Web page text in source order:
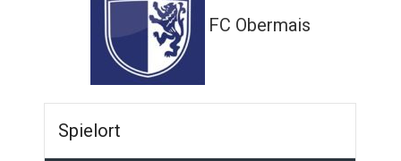
FC Obermais
Spielort